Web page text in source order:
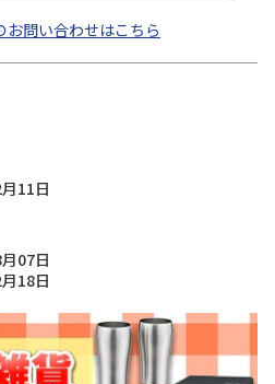
お問い合わせはこちら
11日
07日
18日